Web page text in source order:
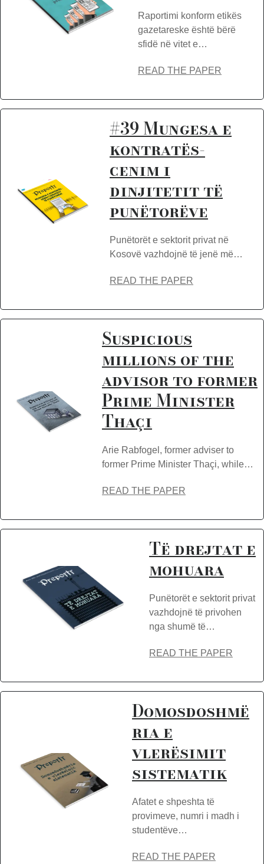
Raportimi konform etikës
gazetareske është bërë
sfidë në vitet e…
READ THE PAPER
#39 Mungesa e
kontratës-
cenim i
dinjitetit të
punëtorëve
Punëtorët e sektorit privat në
Kosovë vazhdojnë të jenë më…
READ THE PAPER
Suspicious
millions of the
advisor to former
Prime Minister
Thaçi
Arie Rabfogel, former adviser to
former Prime Minister Thaçi, while…
READ THE PAPER
Të drejtat e
mohuara
Punëtorët e sektorit privat
vazhdojnë të privohen
nga shumë të…
READ THE PAPER
Domosdoshmë
ria e
vlerësimit
sistematik
Afatet e shpeshta të
provimeve, numri i madh i
studentëve…
READ THE PAPER